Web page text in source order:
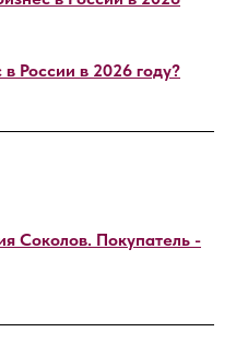
России в 2026 году?
Соколов. Покупатель -